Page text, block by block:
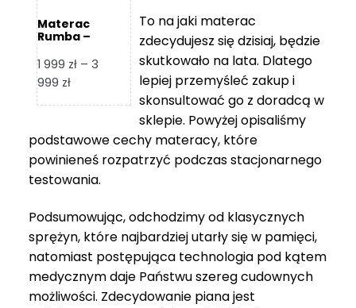
Materac
Rumba –
1 999 zł – 3
999 złZakres
1
999 zł
do
To na jaki materac
zdecydujesz się dzisiaj, będzie
skutkowało na lata. Dlatego
lepiej przemyśleć zakup i
skonsultować go z doradcą w
sklepie. Powyżej opisaliśmy
podstawowe cechy materacy, które
powinieneś rozpatrzyć podczas stacjonarnego
testowania.
Podsumowując, odchodzimy od klasycznych
sprężyn, które najbardziej utarły się w pamięci,
natomiast postępująca technologia pod kątem
medycznym daje Państwu szereg cudownych
możliwości. Zdecydowanie piana jest